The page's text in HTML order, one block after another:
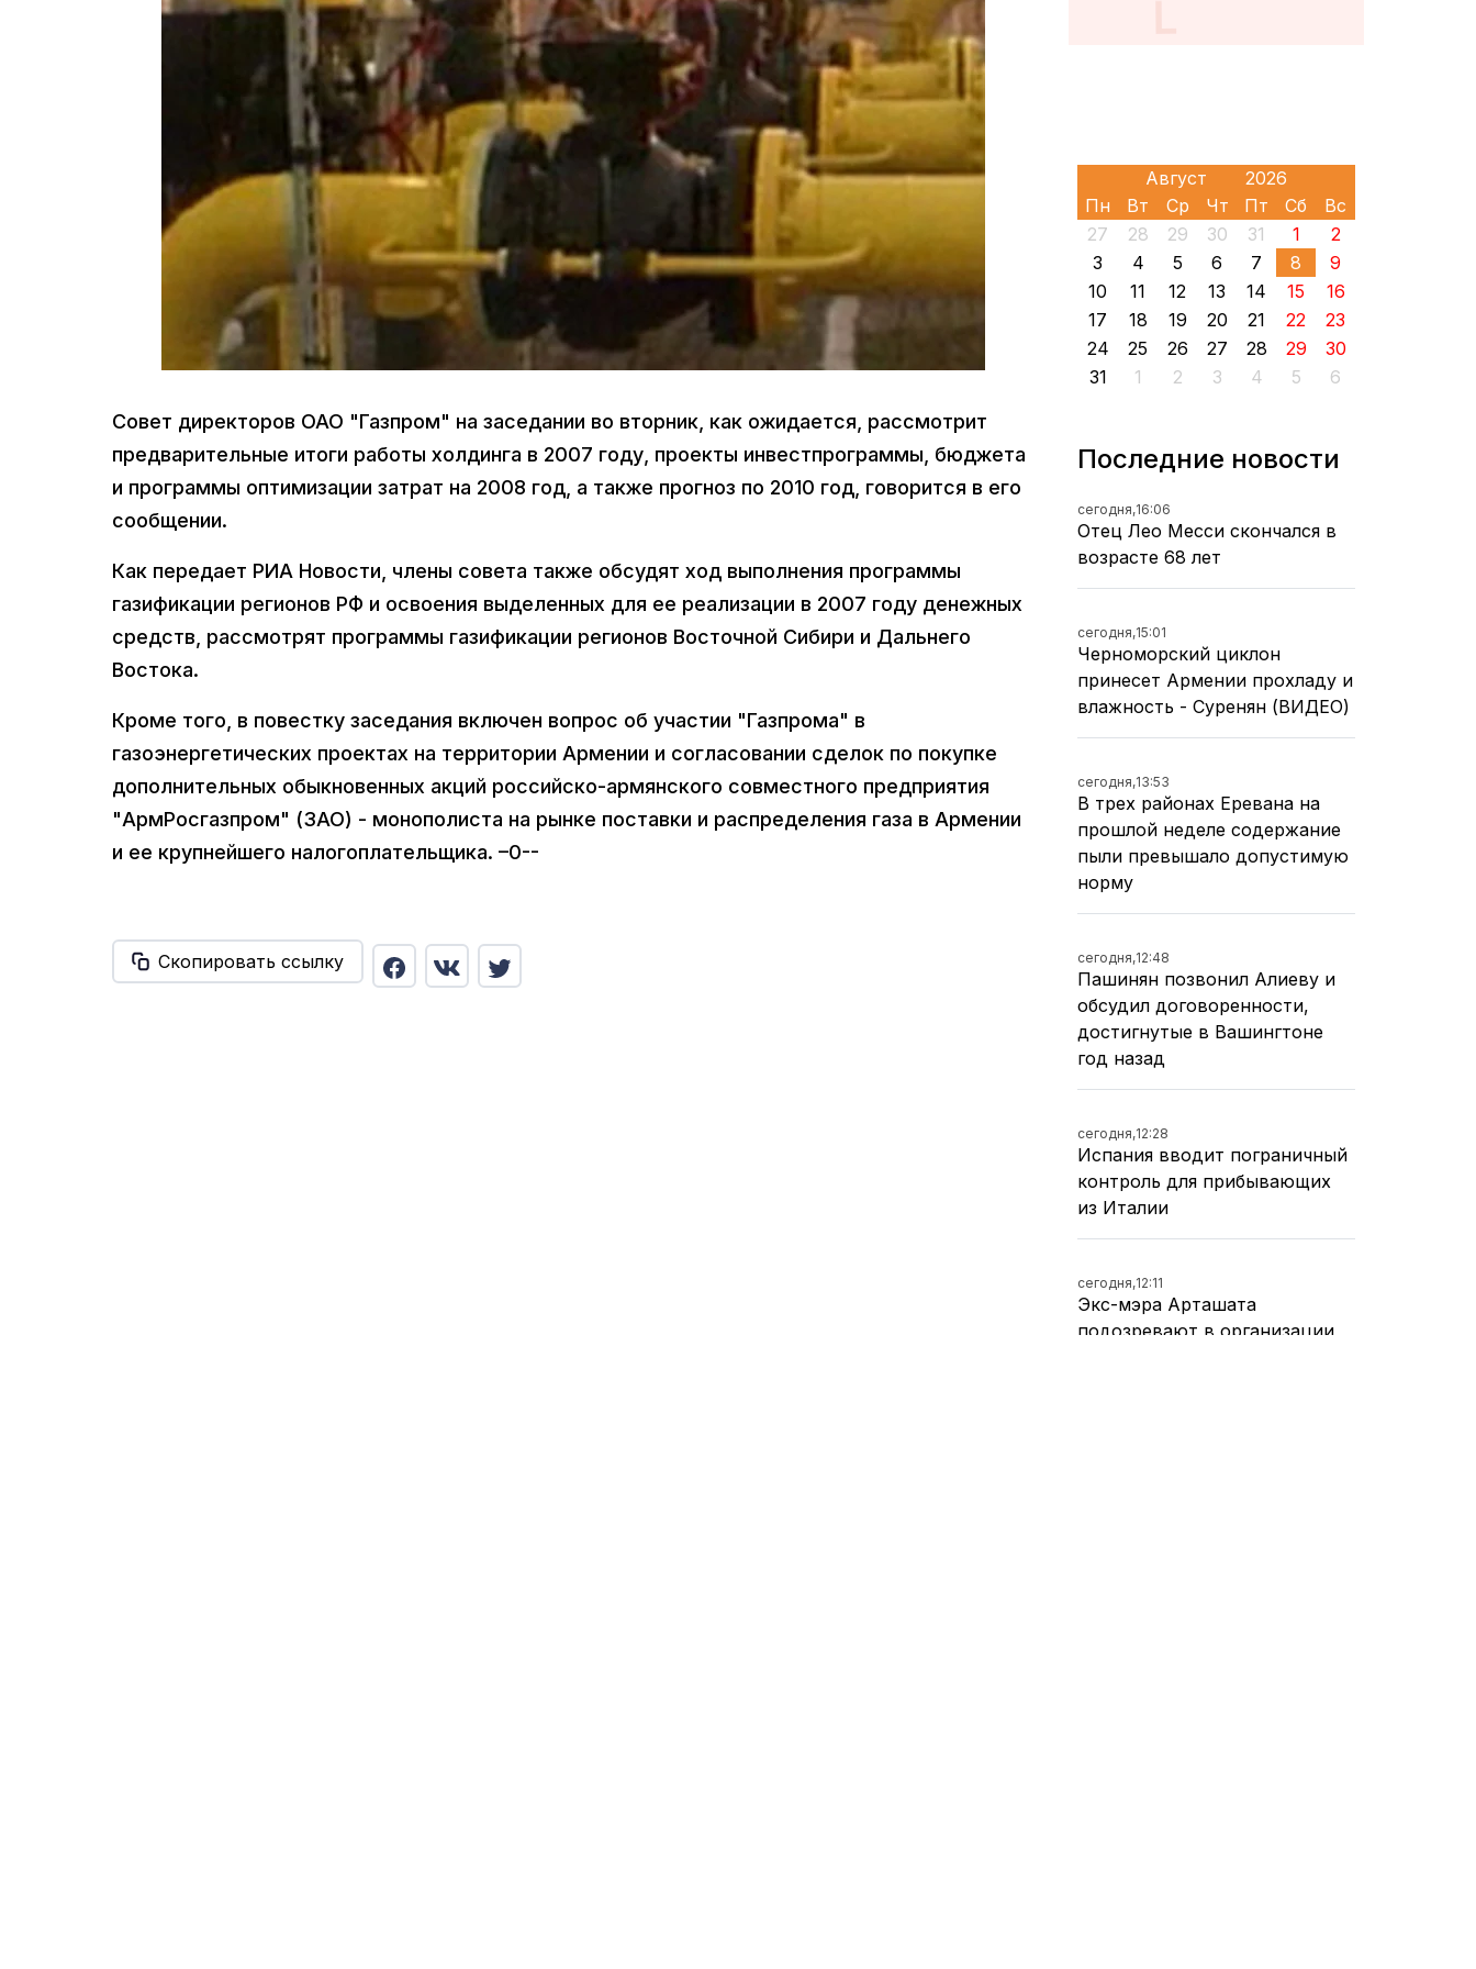
Совет директоров ОАО "Газпром" на заседании во вторник, как ожидается, рассмотрит
предварительные итоги работы холдинга в 2007 году, проекты инвестпрограммы, бюджета
и программы оптимизации затрат на 2008 год, а также прогноз по 2010 год, говорится в его
сообщении.
Как передает РИА Новости, члены совета также обсудят ход выполнения программы
газификации регионов РФ и освоения выделенных для ее реализации в 2007 году денежных
средств, рассмотрят программы газификации регионов Восточной Сибири и Дальнего
Востока.
Кроме того, в повестку заседания включен вопрос об участии "Газпрома" в
газоэнергетических проектах на территории Армении и согласовании сделок по покупке
дополнительных обыкновенных акций российско-армянского совместного предприятия
"АрмРосгазпром" (ЗАО) - монополиста на рынке поставки и распределения газа в Армении
и ее крупнейшего налогоплательщика. –0--
Скопировать ссылку
Пн Вт Ср Чт Пт Сб
Вс
27
28 29 30 31 1
2
3
4 5 6 7 8
9
10
11 12 13 14 15
16
17
18 19 20 21 22
23
24
25 26 27 28 29
30
31
1 2 3 4 5 6
Последние новости
сегодня,16:06
Отец Лео Месси скончался в
возрасте 68 лет
сегодня,15:01
Черноморский циклон
принесет Армении прохладу и
влажность - Суренян (ВИДЕО)
сегодня,13:53
В трех районах Еревана на
прошлой неделе содержание
пыли превышало допустимую
норму
сегодня,12:48
Пашинян позвонил Алиеву и
обсудил договоренности,
достигнутые в Вашингтоне
год назад
сегодня,12:28
Испания вводит пограничный
контроль для прибывающих
из Италии
сегодня,12:11
Экс-мэра Арташата
подозревают в организации